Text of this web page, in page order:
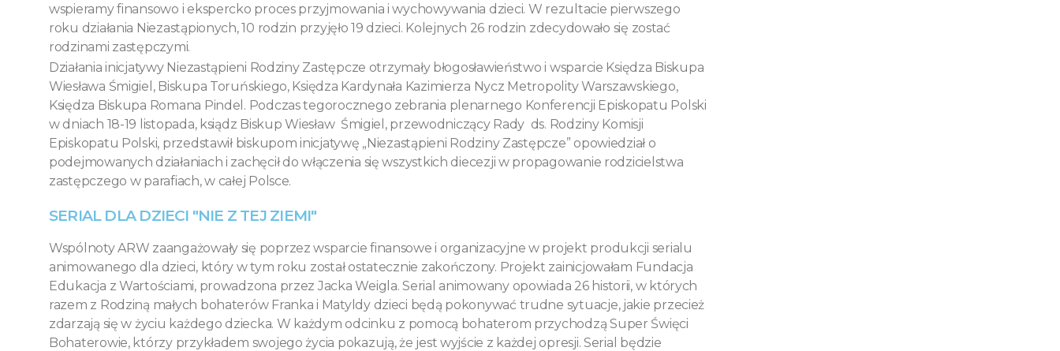
wspieramy finansowo i ekspercko proces przyjmowania i wychowywania dzieci. W rezultacie pierwszego
roku działania Niezastąpionych, 10 rodzin przyjęło 19 dzieci. Kolejnych 26 rodzin zdecydowało się zostać
rodzinami zastępczymi.
Działania inicjatywy Niezastąpieni Rodziny Zastępcze otrzymały błogosławieństwo i wsparcie Księdza Biskupa
Wiesława Śmigiel, Biskupa Toruńskiego, Księdza Kardynała Kazimierza Nycz Metropolity Warszawskiego,
Księdza Biskupa Romana Pindel. Podczas tegorocznego zebrania plenarnego Konferencji Episkopatu Polski
w dniach 18-19 listopada, ksiądz Biskup Wiesław Śmigiel, przewodniczący Rady ds. Rodziny Komisji
Episkopatu Polski, przedstawił biskupom inicjatywę „Niezastąpieni Rodziny Zastępcze” opowiedział o
podejmowanych działaniach i zachęcił do włączenia się wszystkich diecezji w propagowanie rodzicielstwa
zastępczego w parafiach, w całej Polsce.
SERIAL DLA DZIECI "NIE Z TEJ ZIEMI"
Wspólnoty ARW zaangażowały się poprzez wsparcie finansowe i organizacyjne w projekt produkcji serialu
animowanego dla dzieci, który w tym roku został ostatecznie zakończony. Projekt zainicjowałam Fundacja
Edukacja z Wartościami, prowadzona przez Jacka Weigla. Serial animowany opowiada 26 historii, w których
razem z Rodziną małych bohaterów Franka i Matyldy dzieci będą pokonywać trudne sytuacje, jakie przecież
zdarzają się w życiu każdego dziecka. W każdym odcinku z pomocą bohaterom przychodzą Super Święci
Bohaterowie, którzy przykładem swojego życia pokazują, że jest wyjście z każdej opresji. Serial będzie